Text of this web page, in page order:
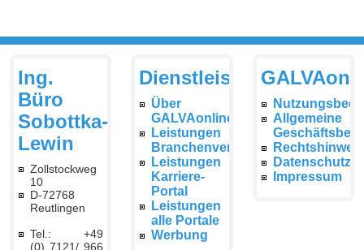
Ing.
Büro
Sobottka-
Lewin
Zollstockweg
10
D-72768
Reutlingen
Tel.: +49
(0) 7121/ 966
Dienstleistungen
Über
GALVAonline
Leistungen
Branchenverzeichnis
Leistungen
Karriere-
Portal
Leistungen
alle Portale
Werbung
Allgemeine
Impressum